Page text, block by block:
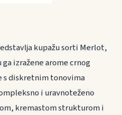
kupažu sorti Merlot,
izražene arome crnog
s diskretnim tonovima
i uravnoteženo
kremastom strukturom i